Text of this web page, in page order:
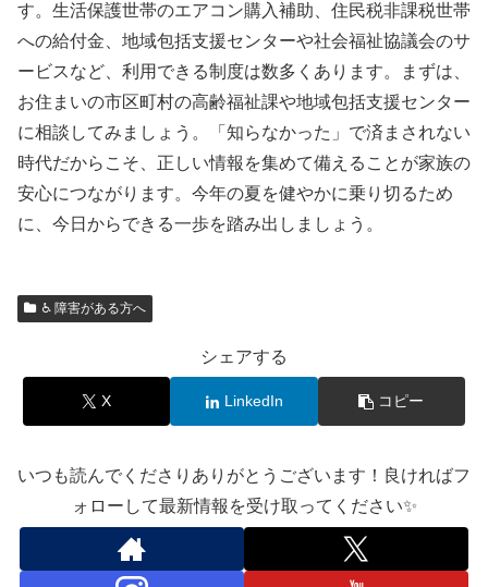
す。生活保護世帯のエアコン購入補助、住民税非課税世帯
への給付金、地域包括支援センターや社会福祉協議会のサ
ービスなど、利用できる制度は数多くあります。まずは、
お住まいの市区町村の高齢福祉課や地域包括支援センター
に相談してみましょう。「知らなかった」で済まされない
時代だからこそ、正しい情報を集めて備えることが家族の
安心につながります。今年の夏を健やかに乗り切るため
に、今日からできる一歩を踏み出しましょう。
♿ 障害がある方へ
シェアする
X LinkedIn コピー
いつも読んでくださりありがとうございます！良ければフ
ォローして最新情報を受け取ってください✨